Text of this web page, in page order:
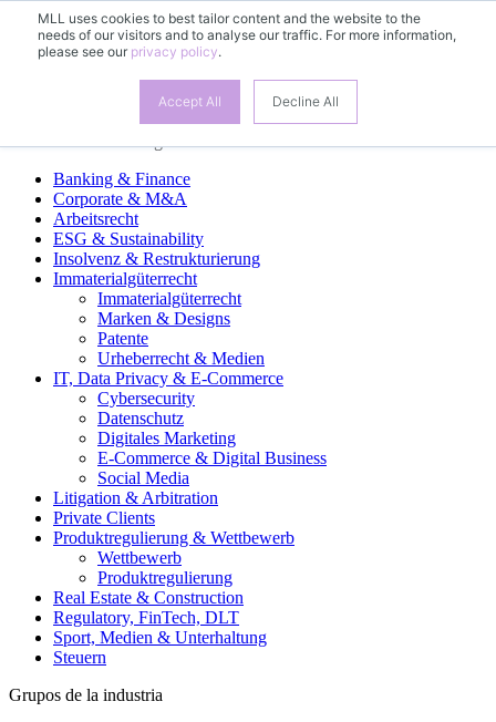
MLL uses cookies to best tailor content and the website to the
needs of our visitors and to analyse our traffic. For more information,
please see our privacy policy.
Accept All Decline All
ENFR
Banking & Finance
Corporate & M&A
Arbeitsrecht
ESG & Sustainability
Insolvenz & Restrukturierung
Immaterialgüterrecht
Immaterialgüterrecht
Marken & Designs
Patente
Urheberrecht & Medien
IT, Data Privacy & E-Commerce
Cybersecurity
Datenschutz
Digitales Marketing
E-Commerce & Digital Business
Social Media
Litigation & Arbitration
Private Clients
Produktregulierung & Wettbewerb
Wettbewerb
Produktregulierung
Real Estate & Construction
Regulatory, FinTech, DLT
Sport, Medien & Unterhaltung
Steuern
Grupos de la industria